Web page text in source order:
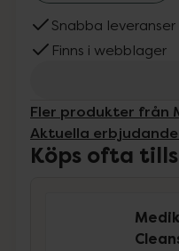
Snabba leveranser
Finns i webblager
Fler produkter från
Aktuella
Köps ofta